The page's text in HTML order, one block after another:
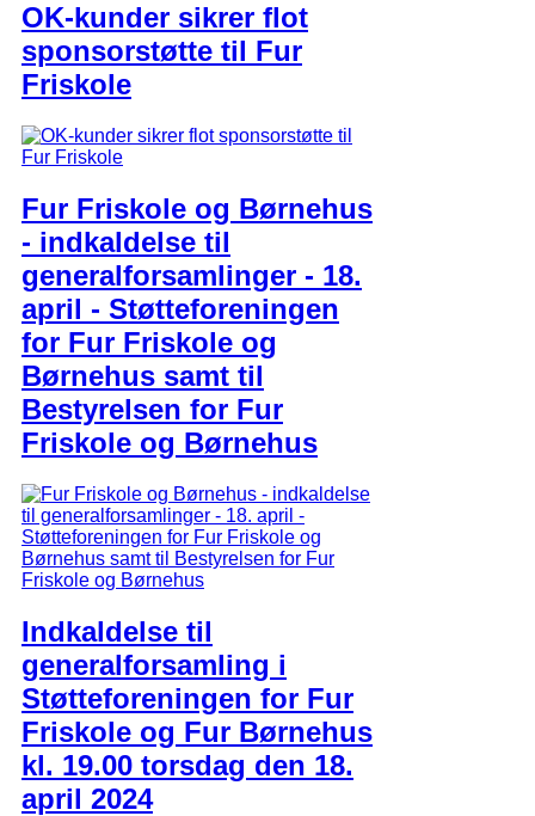
OK-kunder sikrer flot
sponsorstøtte til Fur
Friskole
Fur Friskole og Børnehus
- indkaldelse til
generalforsamlinger - 18.
april - Støtteforeningen
for Fur Friskole og
Børnehus samt til
Bestyrelsen for Fur
Friskole og Børnehus
Indkaldelse til
generalforsamling i
Støtteforeningen for Fur
Friskole og Fur Børnehus
kl. 19.00 torsdag den 18.
april 2024